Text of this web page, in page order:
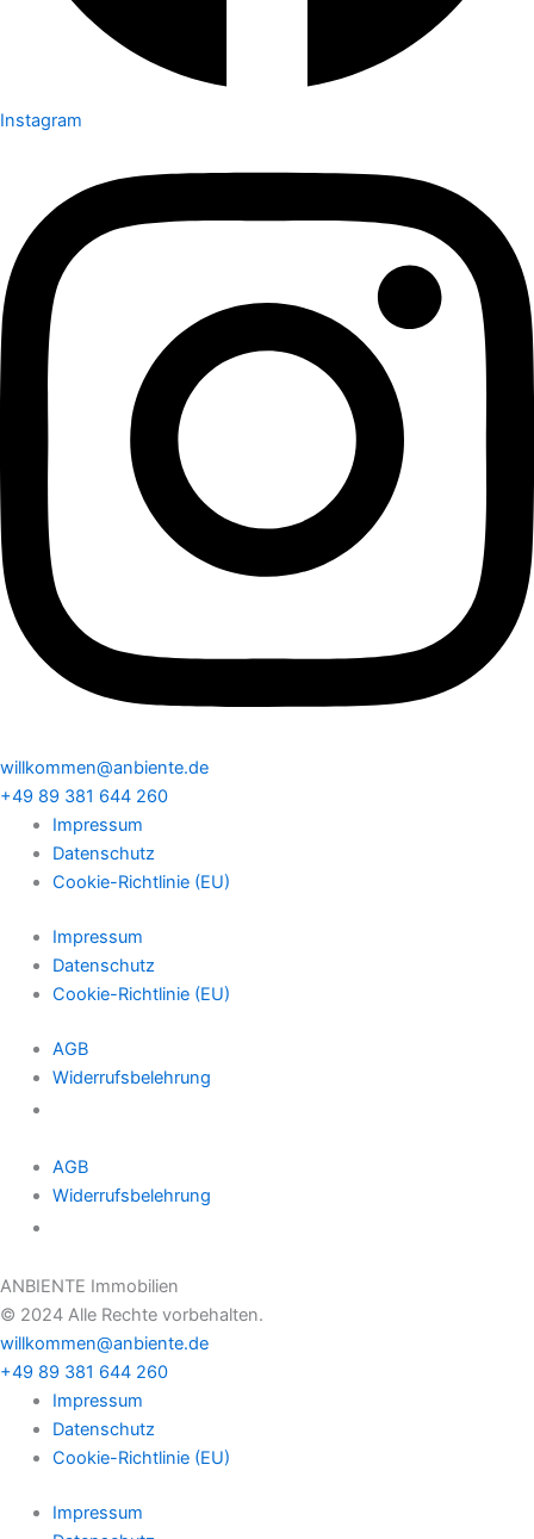
Instagram
willkommen@anbiente.de
+49 89 381 644 260
Impressum
Datenschutz
Cookie-Richtlinie (EU)
Impressum
Datenschutz
Cookie-Richtlinie (EU)
AGB
Widerrufsbelehrung
AGB
Widerrufsbelehrung
ANBIENTE Immobilien
© 2024 Alle Rechte vorbehalten.
willkommen@anbiente.de
+49 89 381 644 260
Impressum
Datenschutz
Cookie-Richtlinie (EU)
Impressum